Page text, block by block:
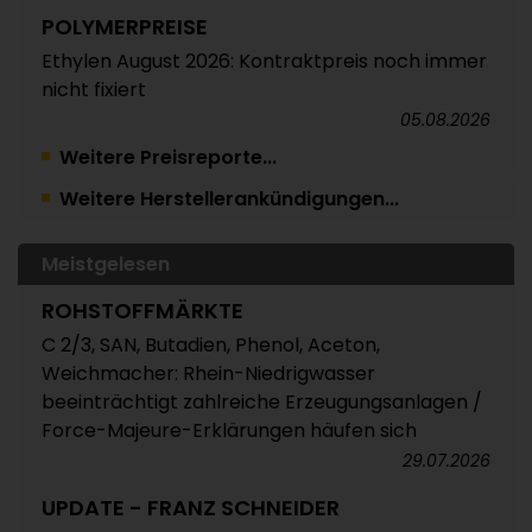
POLYMERPREISE
Ethylen August 2026: Kontraktpreis noch immer
nicht fixiert
05.08.2026
TRINSEO
Deutliche Preiserhöhungen für Polystyrol, ABS
POLYMERPREISE
Vorprodukte Juli/August 2026
POLYMERPREISE
Styrolkunststoffe Juli 2026: Absturz der SM-
Atempause wohl aber nur von kurzer Dauer
Weitere Preisreporte...
Weitere Herstellerankündigungen...
Meistgelesen
ROHSTOFFMÄRKTE
C 2/3, SAN, Butadien, Phenol, Aceton,
Weichmacher: Rhein-Niedrigwasser
beeinträchtigt zahlreiche Erzeugungsanlagen /
Force-Majeure-Erklärungen häufen sich
29.07.2026
UPDATE - FRANZ SCHNEIDER